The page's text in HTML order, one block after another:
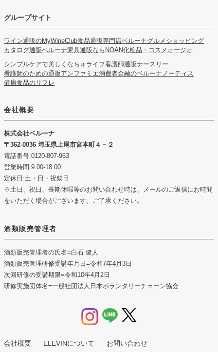
グループサイト
ワイン通販のMyWineClub食品通販専門店ベルーナグルメショッピング
カタログ通販ベルーナ家具通販ならNOAN化粧品・コスメオージオ
シンプルケアで美しくなちゅライフ看護師通販ナースリー
看護師のための通販アンファミエ消費者金融のベルーナノーティス
健康食品のリフレ
会社概要
株式会社ベルーナ
362-0036 埼玉県上尾市宮本町４－２
電話番号:0120-807-963
営業時間:9:00-18:00
定休日:土・日・祝祭日
※土日、祝日、長期休暇等のお問い合わせ時は、メールのご返信にお時間
をいただく場合がございます。ご了承ください。
酒類販売管理者
酒類販売管理者の氏名=白石 健人
酒類販売管理研修受講年月日 =令和7年4月3日
次回研修の受講期限=令和10年4月2日
研修実施団体名=一般社団法人日本ボランタリーチェーン協会
会社概要 ELEVINについて お問い合わせ